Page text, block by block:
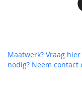
Maatwerk? Vraag
nodig? Neem contact